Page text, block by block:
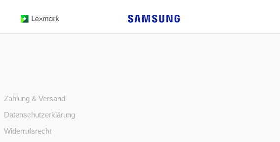
Zahlung & Versand
Datenschutzerklärung
Widerrufsrecht